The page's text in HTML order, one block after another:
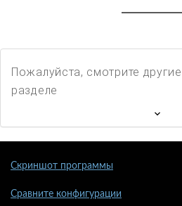
Пожалуйста, смотрите
разделе
Скриншот программы
Сравните конфигурации